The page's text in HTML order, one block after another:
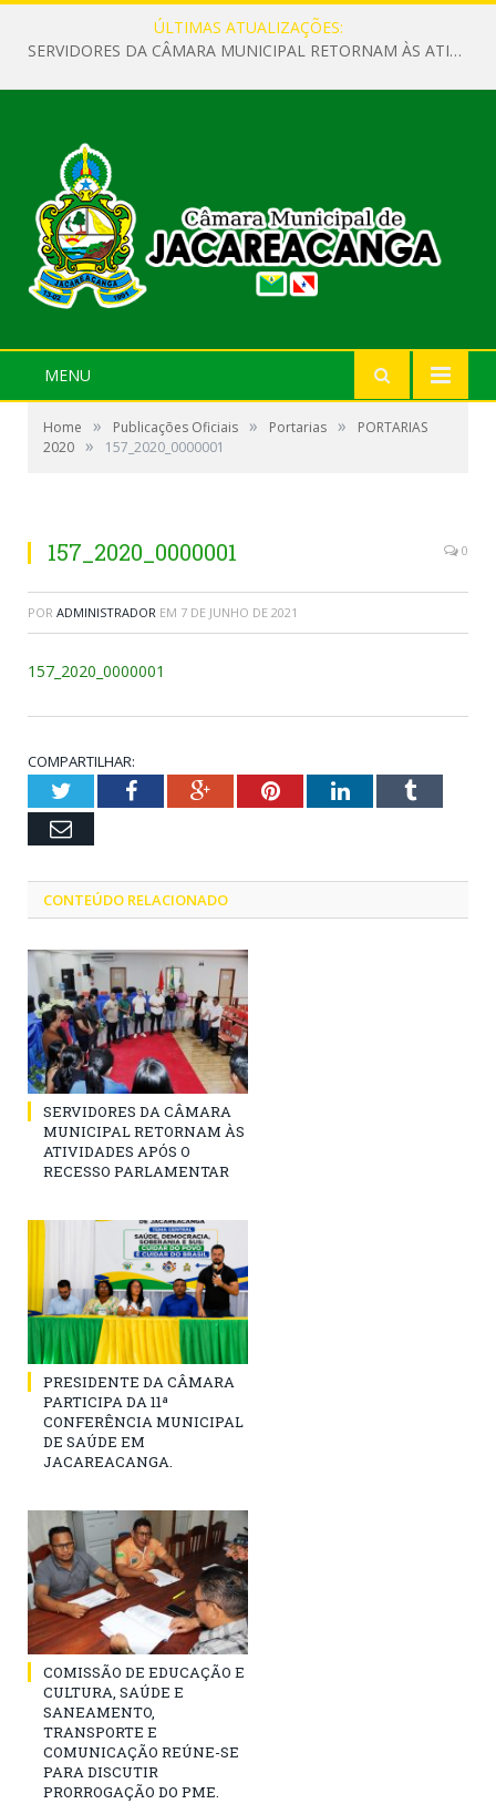
ÚLTIMAS ATUALIZAÇÕES:
SERVIDORES DA CÂMARA MUNICIPAL RETORNAM ÀS ATIVIDADES APÓS O RECESSO PARLAMENTAR
MENU
Home » Publicações Oficiais » Portarias »
PORTARIAS
2020 » 157_2020_0000001
157_2020_0000001 0
POR ADMINISTRADOR EM 7 DE JUNHO DE 2021
157_2020_0000001
COMPARTILHAR:
TwitterFacebookGoogle+PinterestLinkedInTumblr
Email
CONTEÚDO RELACIONADO
SERVIDORES DA CÂMARA
MUNICIPAL RETORNAM ÀS
ATIVIDADES APÓS O
RECESSO PARLAMENTAR
PRESIDENTE DA CÂMARA
PARTICIPA DA 11ª
CONFERÊNCIA MUNICIPAL
DE SAÚDE EM
JACAREACANGA.
COMISSÃO DE EDUCAÇÃO E
CULTURA, SAÚDE E
SANEAMENTO,
TRANSPORTE E
COMUNICAÇÃO REÚNE-SE
PARA DISCUTIR
PRORROGAÇÃO DO PME.